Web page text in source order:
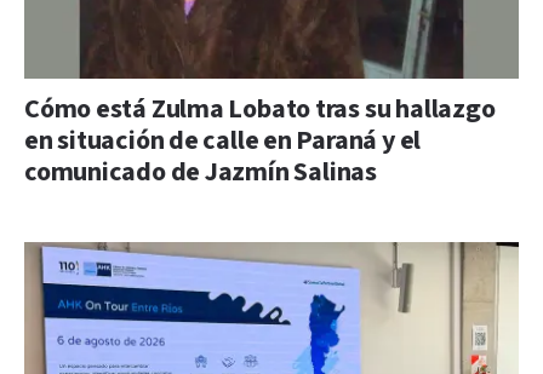
Cómo está Zulma Lobato tras su hallazgo
en situación de calle en Paraná y el
comunicado de Jazmín Salinas